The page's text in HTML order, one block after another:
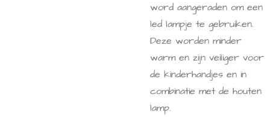
word aangeraden om een
led lampje te gebruiken.
Deze worden minder
warm en zijn veiliger voor
de kinderhandjes en in
combinatie met de houten
lamp.